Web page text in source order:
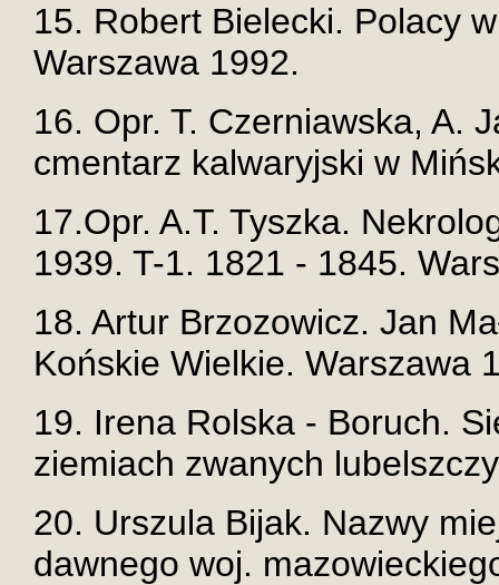
15. Robert Bielecki. Polacy
Warszawa 1992.
16. Opr. T. Czerniawska, A.
cmentarz kalwaryjski w
17.Opr. A.T. Tyszka.
1939. T-1. 1821 - 1845.
18. Artur Brzozowicz. Jan
Końskie Wielkie. Warszawa
19. Irena Rolska - Boruch.
ziemiach zwanych
20. Urszula Bijak. Nazwy
dawnego woj.